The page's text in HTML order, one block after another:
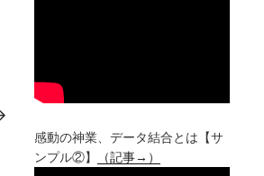
感動の神業、データ結合とは【サ
ンプル②】
（記事→）